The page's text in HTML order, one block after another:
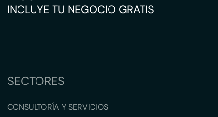
INCLUYE TU NEGOCIO GRATIS
SECTORES
CONSULTORÍA Y SERVICIOS